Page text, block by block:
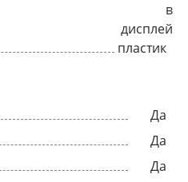
в
дисплей
пластик
Да
Да
Да